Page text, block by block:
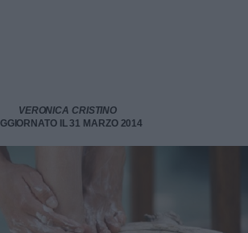
VERONICA CRISTINO
IL 31 MARZO 2014